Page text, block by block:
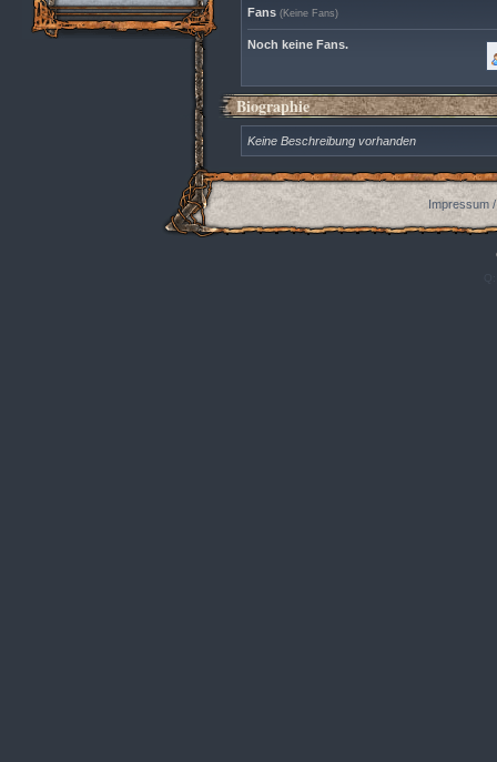
Fans (Keine Fans)
Noch keine Fans.
Biographie
Keine Beschreibung vorhanden
Impressum